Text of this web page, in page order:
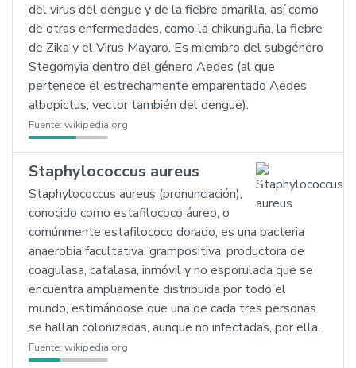
del virus del dengue y de la fiebre amarilla, así como
de otras enfermedades, como la chikunguña, la fiebre
de Zika y el Virus Mayaro. Es miembro del subgénero
Stegomyia dentro del género Aedes (al que
pertenece el estrechamente emparentado Aedes
albopictus, vector también del dengue).
Fuente: wikipedia.org
Staphylococcus aureus
Staphylococcus aureus (pronunciación),
conocido como estafilococo áureo, o
comúnmente estafilococo dorado, es una bacteria
anaerobia facultativa, grampositiva, productora de
coagulasa, catalasa, inmóvil y no esporulada que se
encuentra ampliamente distribuida por todo el
mundo, estimándose que una de cada tres personas
se hallan colonizadas, aunque no infectadas, por ella.
Fuente: wikipedia.org